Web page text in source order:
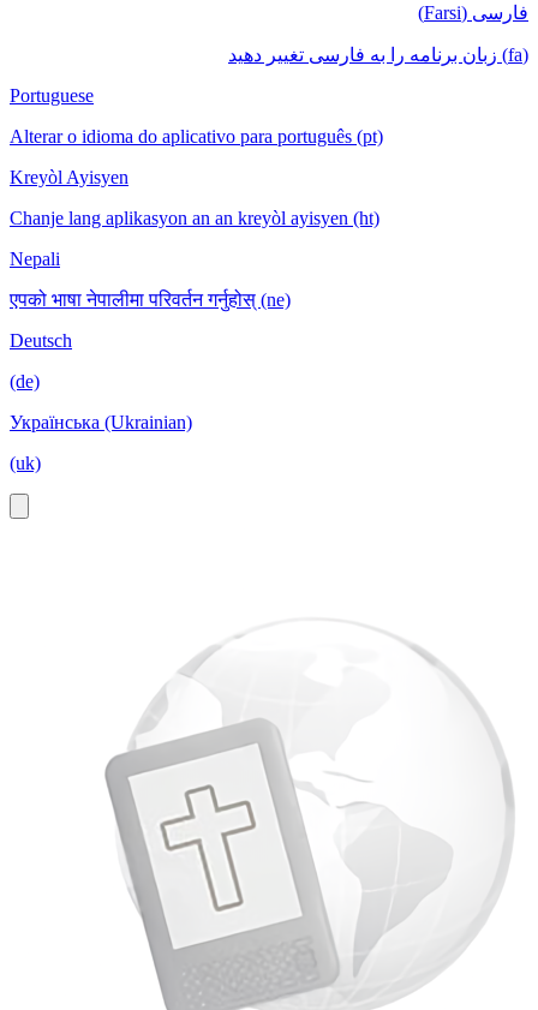
فارسی (Farsi)
(fa) زبان برنامه را به فارسی تغییر دهید
Portuguese
Alterar o idioma do aplicativo para português (pt)
Kreyòl Ayisyen
Chanje lang aplikasyon an an kreyòl ayisyen (ht)
Nepali
एपको भाषा नेपालीमा परिवर्तन गर्नुहोस् (ne)
Deutsch
(de)
Українська (Ukrainian)
(uk)